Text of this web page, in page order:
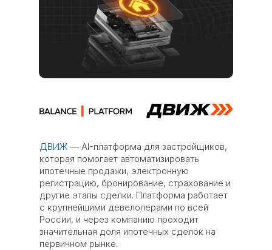
ДВИЖ — AI-платформа для застройщиков,
которая помогает автоматизировать
ипотечные продажи, электронную
регистрацию, бронирование, страхование и
другие этапы сделки. Платформа работает
с крупнейшими девелоперами по всей
России, и через компанию проходит
значительная доля ипотечных сделок на
первичном рынке.